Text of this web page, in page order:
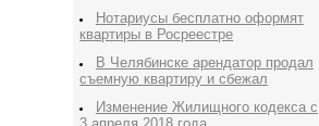
Нотариусы бесплатно оформят
квартиры в Росреестре
В Челябинске арендатор продал
съемную квартиру и сбежал
Изменение Жилищного кодекса с